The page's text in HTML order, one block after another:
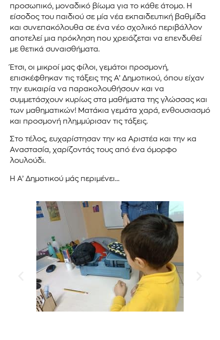
προσωπικό, μοναδικό βίωμα για το κάθε άτομο. Η
είσοδος του παιδιού σε μία νέα εκπαιδευτική βαθμίδα
και συνεπακόλουθα σε ένα νέο σχολικό περιβάλλον
αποτελεί μια πρόκληση που χρειάζεται να επενδυθεί
με θετικά συναισθήματα.
Έτσι, οι μικροί μας φίλοι, γεμάτοι προσμονή,
επισκέφθηκαν τις τάξεις της Α’ Δημοτικού, όπου είχαν
την ευκαιρία να παρακολουθήσουν και να
συμμετάσχουν κυρίως στα μαθήματα της γλώσσας και
των μαθηματικών! Ματάκια γεμάτα χαρά, ενθουσιασμό
και προσμονή πλημμύρισαν τις τάξεις.
Στο τέλος, ευχαρίστησαν την κα Αριστέα και την κα
Αναστασία, χαρίζοντάς τους από ένα όμορφο
λουλούδι.
Η Α’ Δημοτικού μάς περιμένει…